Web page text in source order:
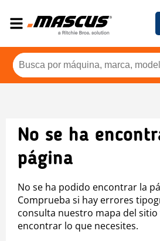
No se ha
página
No se ha podido encontrar la
Comprueba si hay errores
consulta nuestro mapa del sitio
encontrar lo que necesites.